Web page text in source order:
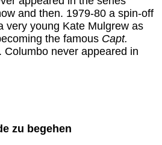
and then. 1979-80 a spin-off
very young Kate Mulgrew as
the famous Capt.
Columbo never appeared in
zu begehen